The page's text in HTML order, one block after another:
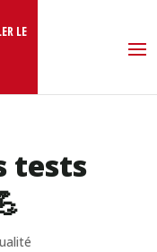
LE
tests